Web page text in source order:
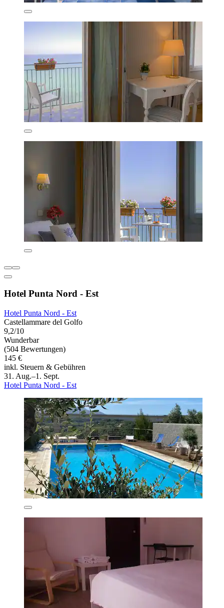
Hotel Punta Nord - Est
Hotel Punta Nord - Est
Castellammare del Golfo
9,2/10
Wunderbar
(504 Bewertungen)
145 €
inkl. Steuern & Gebühren
31. Aug.–1. Sept.
Hotel Punta Nord - Est